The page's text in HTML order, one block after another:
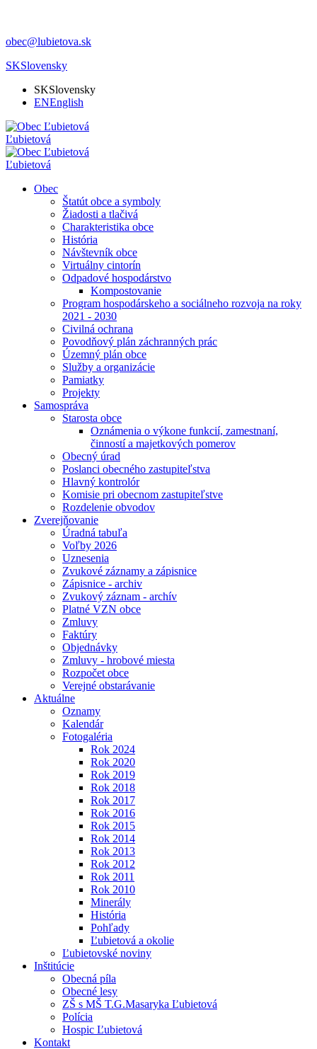
obec@lubietova.sk
SKSlovensky
SKSlovensky
ENEnglish
Ľubietová
Ľubietová
Obec
Štatút obce a symboly
Žiadosti a tlačivá
Charakteristika obce
História
Návštevník obce
Virtuálny cintorín
Odpadové hospodárstvo
Kompostovanie
Program hospodárskeho a sociálneho rozvoja na roky
2021 - 2030
Civilná ochrana
Povodňový plán záchranných prác
Územný plán obce
Služby a organizácie
Pamiatky
Projekty
Samospráva
Starosta obce
Oznámenia o výkone funkcií, zamestnaní,
činností a majetkových pomerov
Obecný úrad
Poslanci obecného zastupiteľstva
Hlavný kontrolór
Komisie pri obecnom zastupiteľstve
Rozdelenie obvodov
Zverejňovanie
Úradná tabuľa
Voľby 2026
Uznesenia
Zvukové záznamy a zápisnice
Zápisnice - archiv
Zvukový záznam - archív
Platné VZN obce
Zmluvy
Faktúry
Objednávky
Zmluvy - hrobové miesta
Rozpočet obce
Verejné obstarávanie
Aktuálne
Oznamy
Kalendár
Fotogaléria
Rok 2024
Rok 2020
Rok 2019
Rok 2018
Rok 2017
Rok 2016
Rok 2015
Rok 2014
Rok 2013
Rok 2012
Rok 2011
Rok 2010
Minerály
História
Pohľady
Ľubietová a okolie
Ľubietovské noviny
Inštitúcie
Obecná píla
Obecné lesy
ZŠ s MŠ T.G.Masaryka Ľubietová
Polícia
Hospic Ľubietová
Kontakt